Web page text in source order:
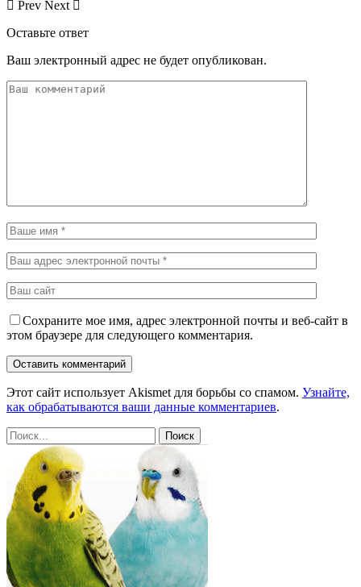
Prev Next
Оставьте ответ
Ваш электронный адрес не будет опубликован.
Сохраните мое имя, адрес электронной почты и веб-сайт в
этом браузере для следующего комментария.
Этот сайт использует Akismet для борьбы со спамом. Узнайте,
как обрабатываются ваши данные комментариев.